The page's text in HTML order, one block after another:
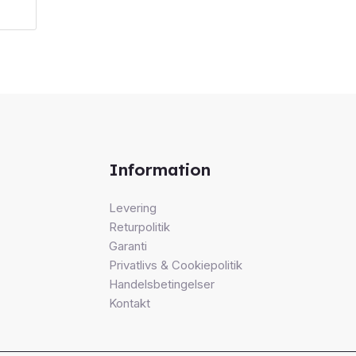
Information
Levering
Returpolitik
Garanti
Privatlivs & Cookiepolitik
Handelsbetingelser
Kontakt